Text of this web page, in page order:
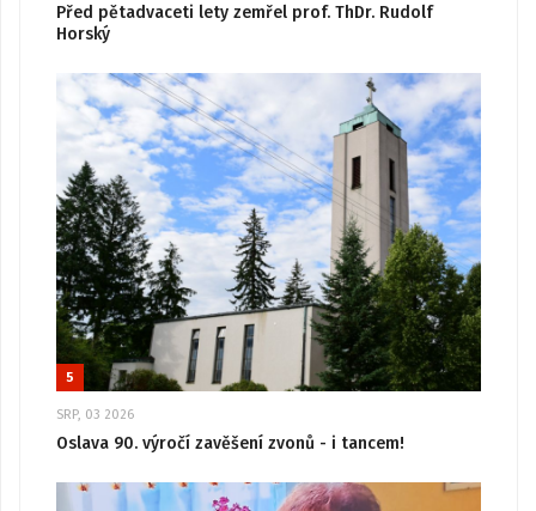
Před pětadvaceti lety zemřel prof. ThDr. Rudolf
Horský
5
SRP, 03 2026
Oslava 90. výročí zavěšení zvonů - i tancem!